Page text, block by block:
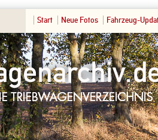
Start Neue Fotos Fahrzeug-